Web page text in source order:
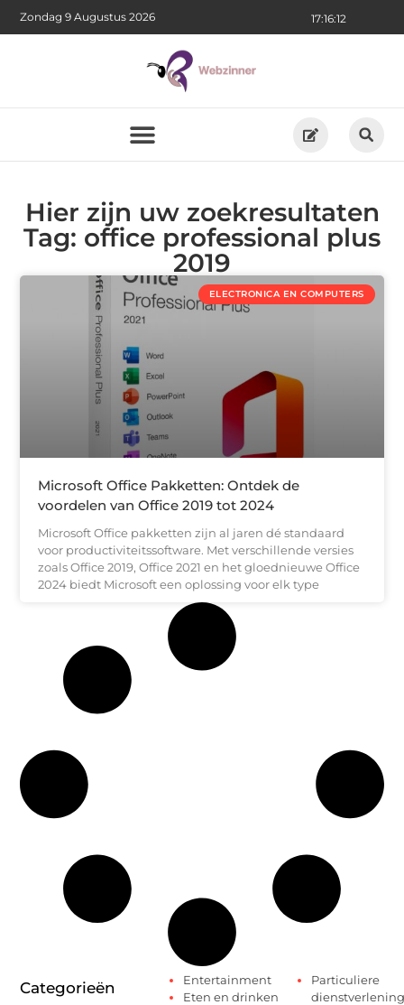
17:16:12
Zondag 9 Augustus 2026
Hier zijn uw zoekresultaten
Tag: office professional plus
2019
ELECTRONICA EN COMPUTERS
Microsoft Office Pakketten: Ontdek de
voordelen van Office 2019 tot 2024
Microsoft Office pakketten zijn al jaren dé standaard
voor productiviteitssoftware. Met verschillende versies
zoals Office 2019, Office 2021 en het gloednieuwe Office
2024 biedt Microsoft een oplossing voor elk type
Categorieën
Entertainment
Eten en drinken
Particuliere
dienstverlening